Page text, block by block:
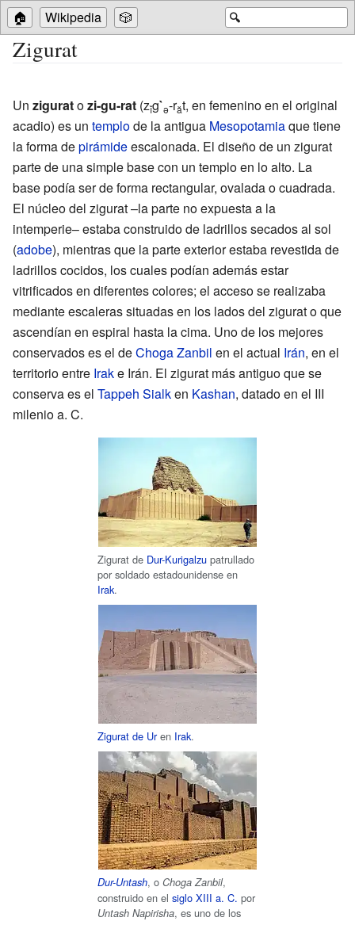
🔍
🏠 Wikipedia 🎲
Zigurat
Un ziguratozi-gu-rat (zĭg`ə-răt, en femenino en el original
acadio) es un templode la antigua Mesopotamiaque tiene
la forma depirámideescalonada. El diseño de un zigurat
parte de una simple base con un templo en lo alto. La
base podía ser de forma rectangular, ovalada o cuadrada.
El núcleo del zigurat –la parte no expuesta a la
intemperie– estaba construido de ladrillos secados al sol
(adobe), mientras que la parte exterior estaba revestida de
ladrillos cocidos, los cuales podían además estar
vitrificados en diferentes colores; el acceso se realizaba
mediante escaleras situadas en los lados del zigurat o que
ascendían en espiral hasta la cima. Uno de los mejores
conservados es el deChoga Zanbil en el actual Irán, en el
territorio entre Irake Irán. El zigurat más antiguo que se
conserva es el Tappeh Sialken Kashan, datado en el III
milenioa. C.
Zigurat de Dur-Kurigalzu patrullado
por soldado estadounidense en
Irak.
Zigurat de Uren Irak.
Dur-Untash, o Choga Zanbil,
construido en el siglo XIII a. C. por
Untash Napirisha, es uno de los